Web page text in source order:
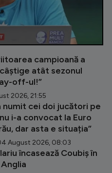
campioană a
câștige atât sezonul
off-ul!”
2026, 21:55
numit cei doi jucători pe
i-a convocat la Euro
dar asta e situația”
August 2026, 08:03
încasează Coubiș în